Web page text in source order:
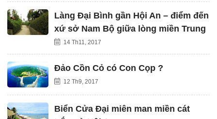
Làng Đại Bình gần Hội An – điểm đến
xứ sở Nam Bộ giữa lòng miền Trung
14 Th11, 2017
Đảo Cồn Cỏ có Con Cọp ?
12 Th9, 2017
Biển Cửa Đại miên man miền cát